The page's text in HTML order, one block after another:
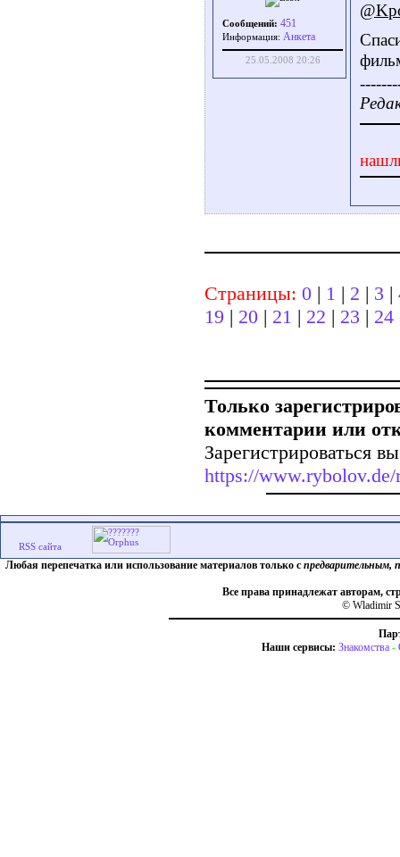
Сообщений: 451
Информация: Aнкета
25.05.2008 20:26
Страницы: 0 | 1 | 2 | 3 |
19 | 20 | 21 | 22 | 23 | 24
Только
комментарии или
Зарегистрироваться
https://www.rybolov.de/
Любая перепечатка или использование материалов только с предварительным,
Все права принадлежат авторам,
© Wladimir
Наши сервисы: Знакомства -